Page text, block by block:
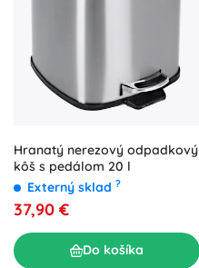
Hranatý nerezový odpadkový
kôš s pedálom 20 l
Externý sklad ?
37,90 €
Do košíka